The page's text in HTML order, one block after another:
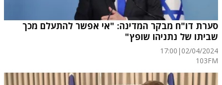
סערת דו"ח מבקר המדינה: "אי אפשר להתעלם מכך
שביתו של נתניהו שופץ"
02/04/2024
|
17:00
103FM